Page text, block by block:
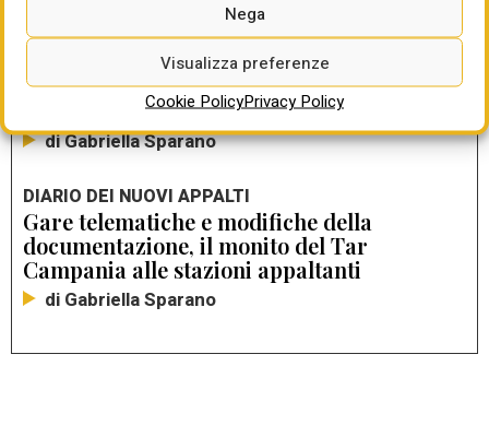
Nega
Visualizza preferenze
Cookie PolicyPrivacy Policy
È tempo per le stazioni appaltanti
qualificate di monitorare la propria
efficienza decisionale e l’ANAC scrive ai
di Gabriella Sparano
DIARIO DEI NUOVI APPALTI
Gare telematiche e modifiche della
documentazione, il monito del Tar
Campania alle stazioni appaltanti
di Gabriella Sparano